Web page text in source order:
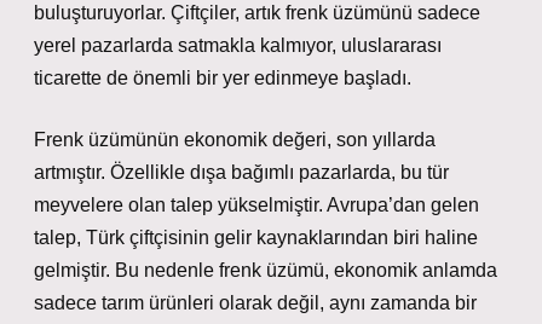
buluşturuyorlar. Çiftçiler, artık frenk üzümünü sadece
yerel pazarlarda satmakla kalmıyor, uluslararası
ticarette de önemli bir yer edinmeye başladı.
Frenk üzümünün ekonomik değeri, son yıllarda
artmıştır. Özellikle dışa bağımlı pazarlarda, bu tür
meyvelere olan talep yükselmiştir. Avrupa’dan gelen
talep, Türk çiftçisinin gelir kaynaklarından biri haline
gelmiştir. Bu nedenle frenk üzümü, ekonomik anlamda
sadece tarım ürünleri olarak değil, aynı zamanda bir